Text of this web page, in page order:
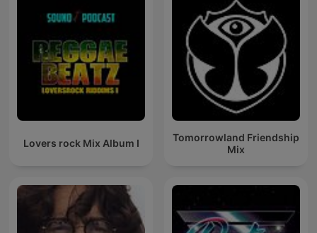
Lovers rock Mix Album I
Tomorrowland Friendship
Mix